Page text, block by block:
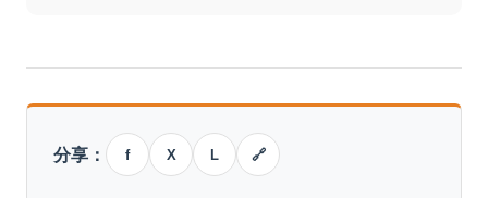
分享： f X L 🔗